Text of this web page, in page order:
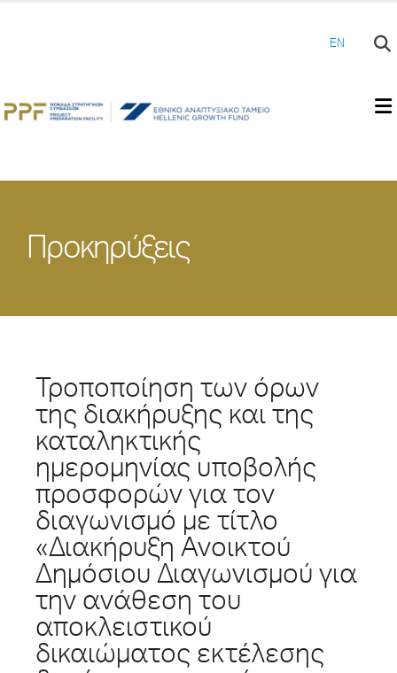
EN
Προκηρύξεις
Τροποποίηση των όρων
της διακήρυξης και της
καταληκτικής
ημερομηνίας υποβολής
προσφορών για τον
διαγωνισμό με τίτλο
«Διακήρυξη Ανοικτού
Δημόσιου Διαγωνισμού για
την ανάθεση του
αποκλειστικού
δικαιώματος εκτέλεσης